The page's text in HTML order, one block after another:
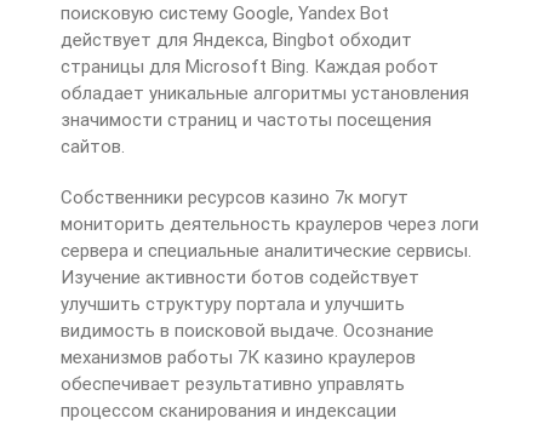
поисковую систему Google, Yandex Bot
действует для Яндекса, Bingbot обходит
страницы для Microsoft Bing. Каждая робот
обладает уникальные алгоритмы установления
значимости страниц и частоты посещения
сайтов.
Собственники ресурсов казино 7к могут
мониторить деятельность краулеров через логи
сервера и специальные аналитические сервисы.
Изучение активности ботов содействует
улучшить структуру портала и улучшить
видимость в поисковой выдаче. Осознание
механизмов работы 7К казино краулеров
обеспечивает результативно управлять
процессом сканирования и индексации